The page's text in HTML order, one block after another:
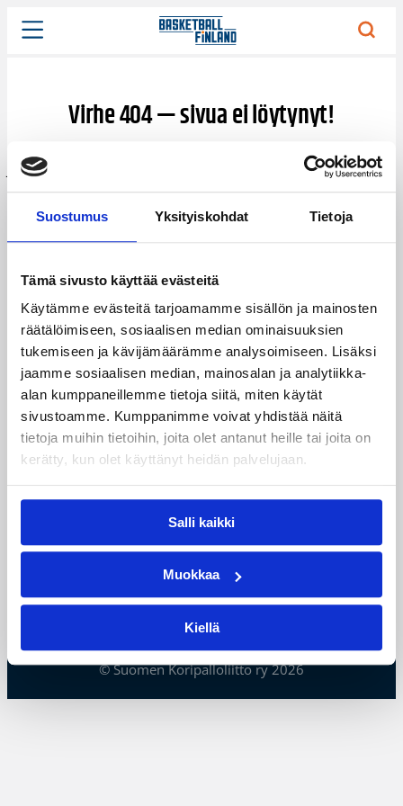
Suostumus Yksityiskohdat Tietoja
Tämä sivusto käyttää evästeitä
Käytämme evästeitä tarjoamamme sisällön ja mainosten
räätälöimiseen, sosiaalisen median ominaisuuksien
tukemiseen ja kävijämäärämme analysoimiseen. Lisäksi
jaamme sosiaalisen median, mainosalan ja analytiikka-
alan kumppaneillemme tietoja siitä, miten käytät
sivustoamme. Kumppanimme voivat yhdistää näitä
tietoja muihin tietoihin, joita olet antanut heille tai joita on
kerätty, kun olet käyttänyt heidän palvelujaan.
Salli kaikki
Muokkaa
Kiellä
Siirry
sisältöön
Virhe 404 — sivua ei löytynyt!
Jokin meni pieleen, eikä etsimääsi sisältöä valitettavasti
löytynyt.
Siirry hakusivulleAnna palautetta
Koripalloliitto
Urheilupuistontie 3
02200 Espoo
office@basket.fi
Henkilöstön yhteystiedot
Alueiden yhteystiedot
Laskutustiedot
Käyttöehdot ja tietosuoja
Evästeet
© Suomen Koripalloliitto ry 2026